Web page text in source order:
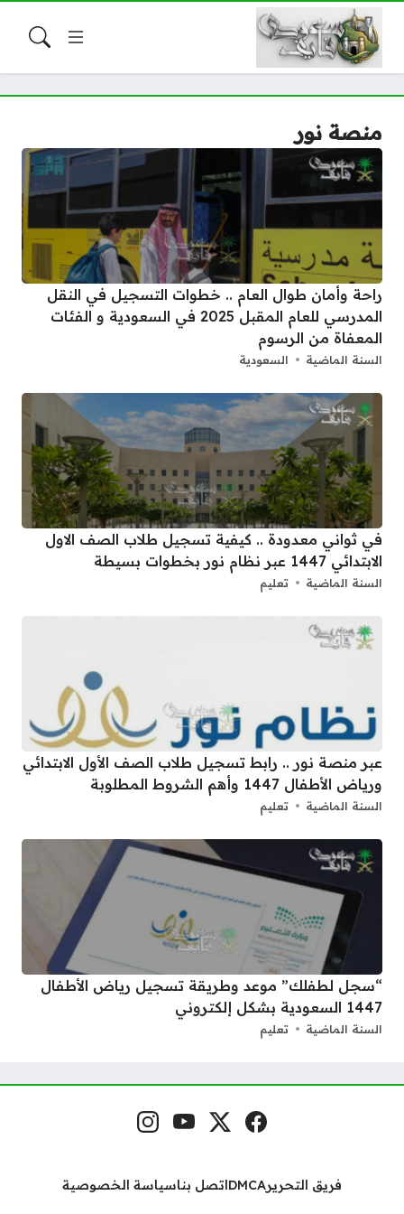
منصة نور
راحة وأمان طوال العام .. خطوات التسجيل في النقل
المدرسي للعام المقبل 2025 في السعودية و الفئات
المعفاة من الرسوم
السنة الماضية السعودية
في ثواني معدودة .. كيفية تسجيل طلاب الصف الاول
الابتدائي 1447 عبر نظام نور بخطوات بسيطة
السنة الماضية تعليم
عبر منصة نور .. رابط تسجيل طلاب الصف الأول الابتدائي
ورياض الأطفال 1447 وأهم الشروط المطلوبة
السنة الماضية تعليم
“سجل لطفلك” موعد وطريقة تسجيل رياض الأطفال
1447 السعودية بشكل إلكتروني
السنة الماضية تعليم
مواقع التواصل فيسبوكمنصة إكس
يوتيوبإنستغرام
فريق التحريرDMCAاتصل بناسياسة الخصوصية